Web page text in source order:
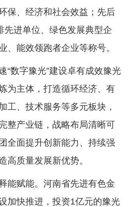
保、经济和社会效益；先后
先进单位、绿色发展典型企
、能效领跑者企业等称号。
“数字豫光”建设卓有成效豫光
为主体，打造循环经济、有
工、技术服务等多元板块，
整产业链，战略布局清晰可
全面提升创新能力、持续强
高质量发展新优势。
能赋能。河南省先进有色金
加快推进，投资1亿元的豫光